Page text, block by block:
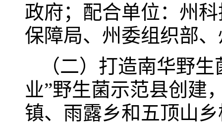
政府；配合单位：州
保障局、州委组织部
（二）打造南华野
业”野生菌示范县创建
镇、雨露乡和五顶山